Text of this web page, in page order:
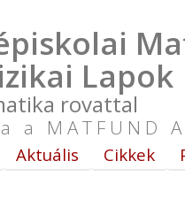
Lapok
rovattal
a MATFUND
Aktuális Cikkek